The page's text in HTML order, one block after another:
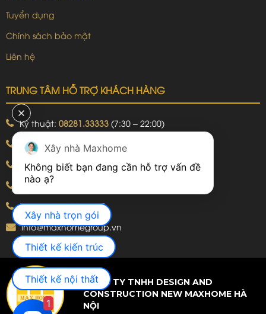
Tuyển dụng
Chính sách bảo mật
Liên hệ
TRUNG TÂM HỖ TRỢ KHÁCH HÀNG
Kỹ thuật: 08281.33333 (7:30 – 22:00)
Khiếu nại: 09240.99999 (7:30 – 22:00)
Bảo hành:09240.99999(8:00 – 21:00)
Hotline: 092.774.8888
Hotline: 092.924.5555
info@maxhomegroup.vn
CÔNG TY TNHH DESIGN AND
CONSTRUCTION NEW MAXHOME HÀ
NỘI
Xây nhà Maxhome
Không biết bạn đang cần hỗ trợ vấn đề
Xây nhà trọn gói
Thiết kế kiến trúc
Thiết kế nội thất
1